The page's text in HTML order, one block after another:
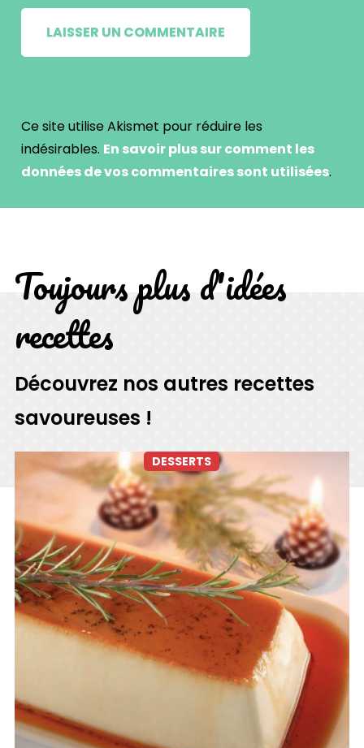
Ce site utilise Akismet pour réduire les
indésirables. En savoir plus sur comment les
données de vos commentaires sont utilisées.
Toujours plus d'idées
recettes
Découvrez nos autres recettes
savoureuses !
DESSERTS